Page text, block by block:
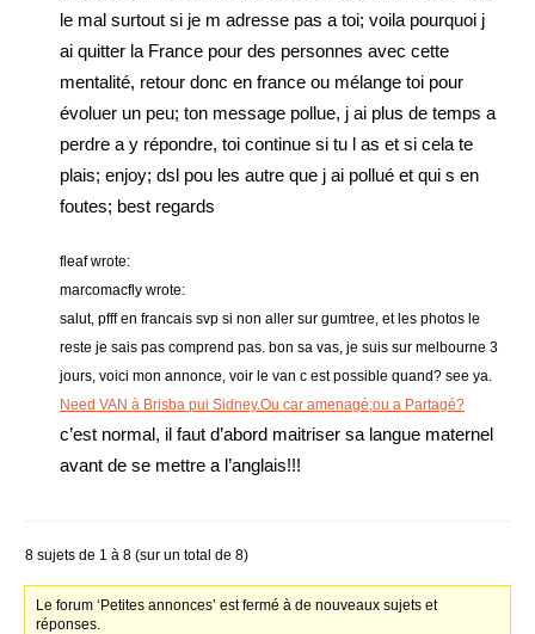
le mal surtout si je m adresse pas a toi; voila pourquoi j
ai quitter la France pour des personnes avec cette
mentalité, retour donc en france ou mélange toi pour
évoluer un peu; ton message pollue, j ai plus de temps a
perdre a y répondre, toi continue si tu l as et si cela te
plais; enjoy; dsl pou les autre que j ai pollué et qui s en
foutes; best regards
fleaf wrote:
marcomacfly wrote:
salut, pfff en francais svp si non aller sur gumtree, et les photos le
reste je sais pas comprend pas. bon sa vas, je suis sur melbourne 3
jours, voici mon annonce, voir le van c est possible quand? see ya.
Need VAN à Brisba pui Sidney.Ou car amenagé;ou a Partagé?
c’est normal, il faut d’abord maitriser sa langue maternel
avant de se mettre a l’anglais!!!
8 sujets de 1 à 8 (sur un total de 8)
Le forum ‘Petites annonces’ est fermé à de nouveaux sujets et
réponses.